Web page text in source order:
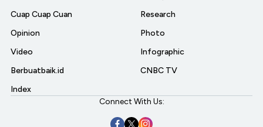
Cuap Cuap Cuan
Opinion
Video
Berbuatbaik.id
Index
Research
Photo
Infographic
CNBC TV
Connect With Us: